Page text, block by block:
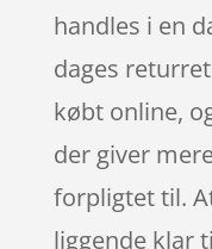
handles i en
dages
købt online,
der giver
forpligtet til.
liggende klar